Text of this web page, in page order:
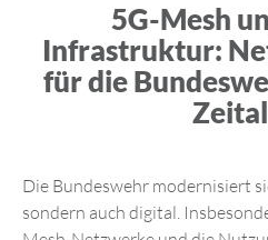
5G-Mesh
Infrastruktur:
für die
Die Bundeswehr modernisiert
sondern auch digital.